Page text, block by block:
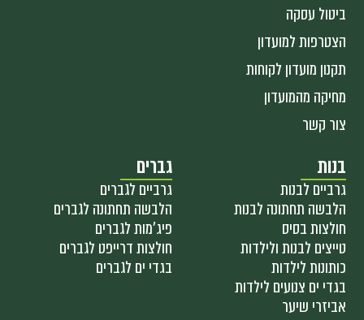
ביטול עסקה
הצטרפות למועדון
תקנון מועדון לקוחות
מחיקה מהמועדון
צור קשר
בנות
גרביים לבנות
הלבשה תחתונה לבנות
חולצות בסיס
טייצים לבנות ולילדות
כותונות לילדות
בגדי ים צנועים לילדות
אביזרי שיער
גברים
גרביים לגברים
הלבשה תחתונה לגברים
פיג'מות לגברים
חולצות דרייפט לגברים
בגדי ים לגברים